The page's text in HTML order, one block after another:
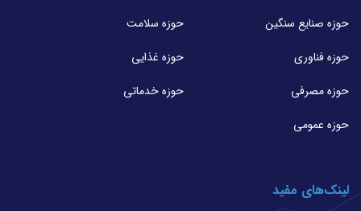
حوزه صنایع سنگین
حوزه سلامت
حوزه فناوری
حوزه غذایی
حوزه مصرفی
حوزه خدماتی
حوزه عمومی
لینک‌های مفید